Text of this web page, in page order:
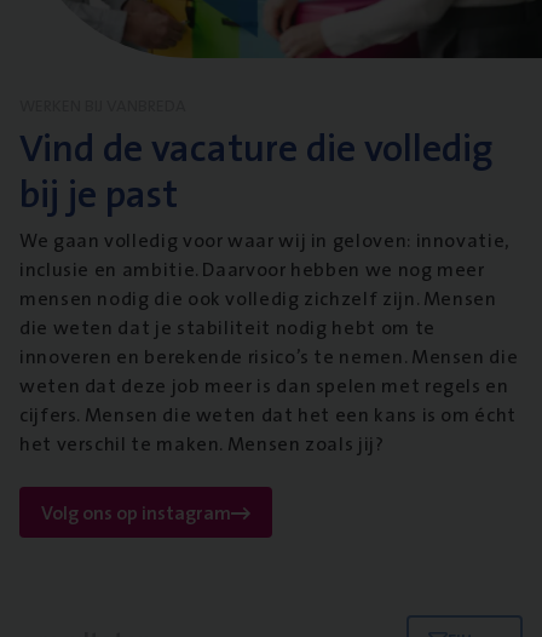
Vind de vacature die volledig
bij je past
We gaan volledig voor waar wij in geloven: innovatie,
inclusie en ambitie. Daarvoor hebben we nog meer
mensen nodig die ook volledig zichzelf zijn. Mensen
die weten dat je stabiliteit nodig hebt om te
innoveren en berekende risico’s te nemen. Mensen die
weten dat deze job meer is dan spelen met regels en
cijfers. Mensen die weten dat het een kans is om écht
het verschil te maken. Mensen zoals jij?
Volg ons op instagram